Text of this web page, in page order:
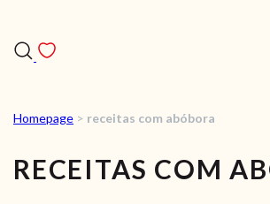
RECEITAS
VÍDEOS
Homepage > receitas com abóbora
RECEITAS COM